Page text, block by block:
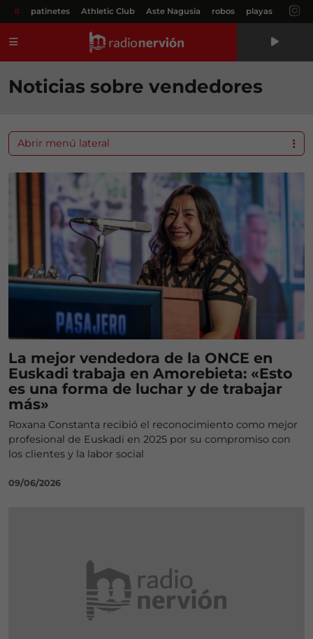
# patinetes Athletic Club Aste Nagusia robos playas
Noticias sobre vendedores
La mejor vendedora de la ONCE en
Euskadi trabaja en Amorebieta: «Esto
es una forma de luchar y de trabajar
más»
Roxana Constanta recibió el reconocimiento como mejor
profesional de Euskadi en 2025 por su compromiso con
los clientes y la labor social
09/06/2026
Abrir menú lateral